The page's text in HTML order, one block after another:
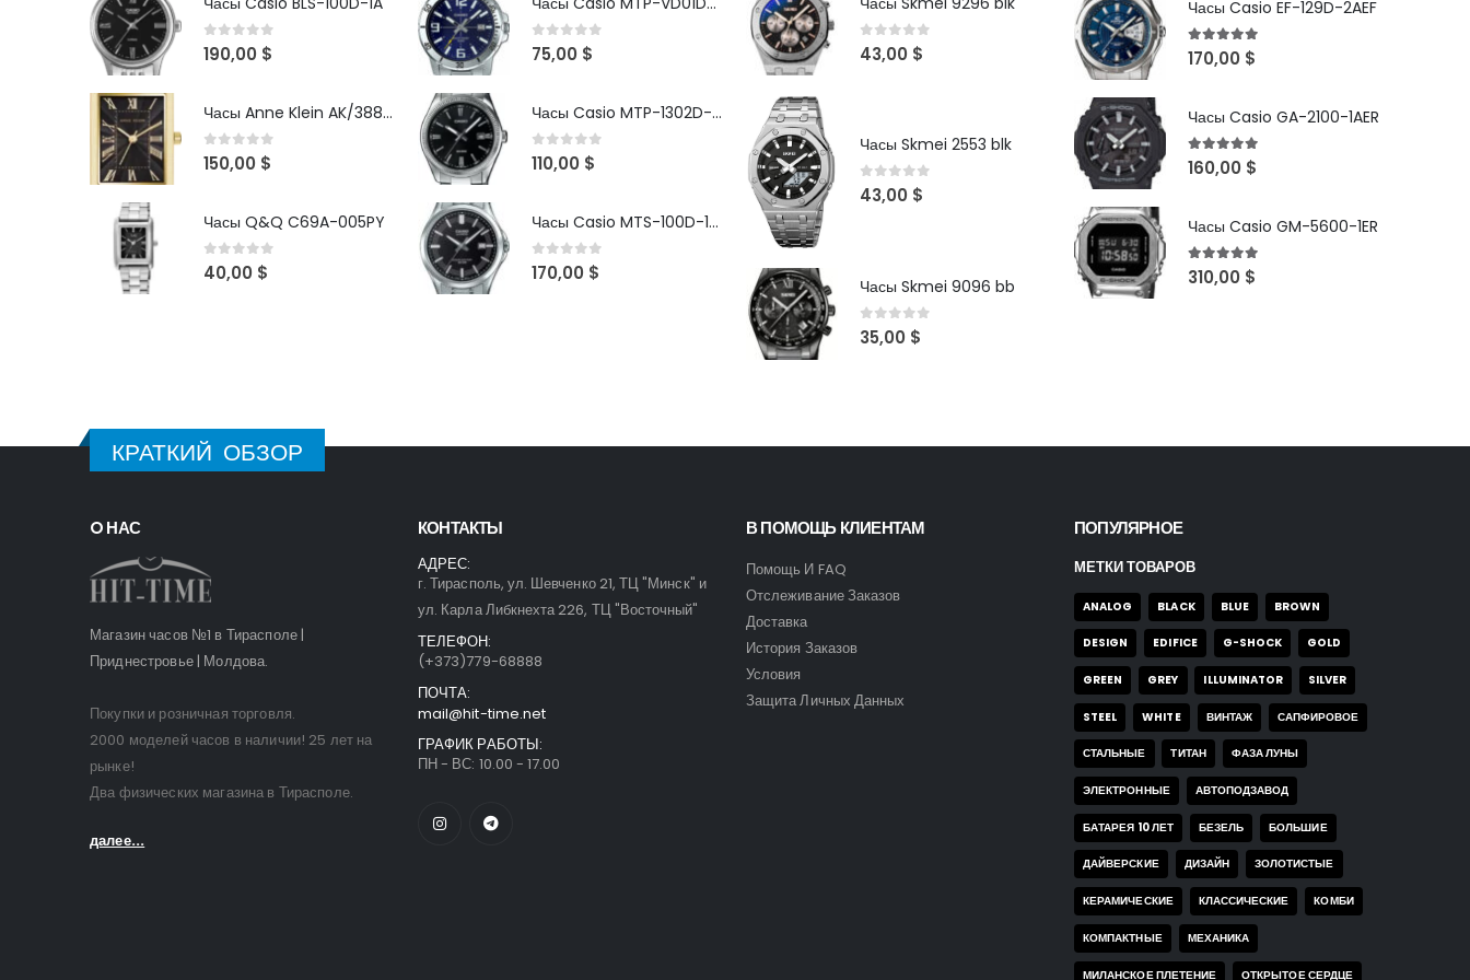
0out of 5
190,00 $
Часы Anne Klein AK/3882BKGB
0out of 5
150,00 $
Часы Q&Q C69A-005PY
0 out of 5
40,00 $
0out of 5
75,00 $
Часы Casio MTP-1302D-1A1VDF
0out of 5
110,00 $
Часы Casio MTS-100D-1AV
0out of 5
170,00 $
0 out of 5
43,00 $
Часы Skmei 2553 blk
0 out of 5
43,00 $
Часы Skmei 9096 bb
0out of 5
35,00 $
Часы Casio EF-129D-2AEF
5out of 5
170,00 $
Часы Casio GA-2100-1AER
5out of 5
160,00 $
Часы Casio GM-5600-1ER
5out of 5
310,00 $
КРАТКИЙ ОБЗОР
O НАС
Магазин часов №1 в Тирасполе |
Приднестровье | Молдова.
Покупки и розничная торговля.
2000 моделей часов в наличии! 25 лет на
рынке!
Два физических магазина в Тирасполе.
далее...
КОНТАКТЫ
АДРЕС:
г. Тирасполь, ул. Шевченко 21, ТЦ "Минск" и
ул. Карла Либкнехта 226, ТЦ "Восточный"
ТЕЛЕФОН:
(+373)779-68888
ПОЧТА:
mail@hit-time.net
ГРАФИК РАБОТЫ:
ПН - ВС: 10.00 - 17.00
В ПОМОЩЬ КЛИЕНТАМ
Помощь И FAQ
Отслеживание Заказов
Доставка
История Заказов
Условия
Защита Личных Данных
ПОПУЛЯРНОЕ
МЕТКИ ТОВАРОВ
ANALOG BLACK BLUE BROWN
DESIGN EDIFICE G-SHOCK GOLD
GREEN GREY ILLUMINATOR SILVER
STEEL WHITE ВИНТАЖ САПФИРОВОЕ
СТАЛЬНЫЕ ТИТАН ФАЗА ЛУНЫ
ЭЛЕКТРОННЫЕ АВТОПОДЗАВОД
БАТАРЕЯ 10 ЛЕТ БЕЗЕЛЬ БОЛЬШИЕ
ДАЙВЕРСКИЕ ДИЗАЙН ЗОЛОТИСТЫЕ
КЕРАМИЧЕСКИЕ КЛАССИЧЕСКИЕ КОМБИ
КОМПАКТНЫЕ МЕХАНИКА
МИЛАНСКОЕ ПЛЕТЕНИЕ ОТКРЫТОЕ СЕРДЦЕ